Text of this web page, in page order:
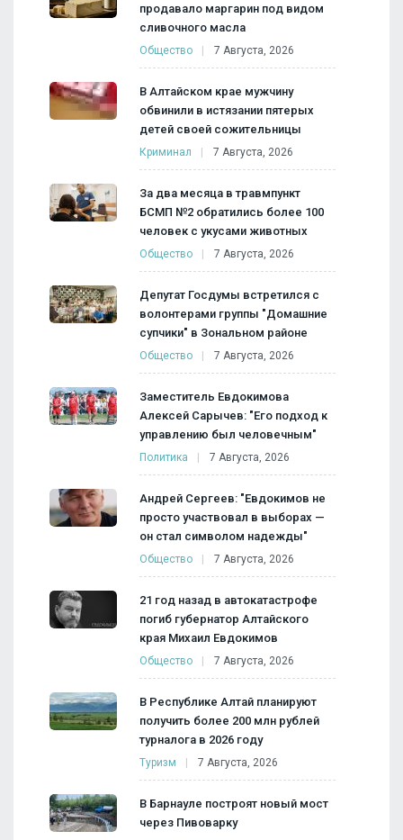
продавало маргарин под видом
сливочного масла
Общество 7 Августа, 2026
В Алтайском крае мужчину
обвинили в истязании пятерых
детей своей сожительницы
Криминал 7 Августа, 2026
За два месяца в травмпункт
БСМП №2 обратились более 100
человек с укусами животных
Общество 7 Августа, 2026
Депутат Госдумы встретился с
волонтерами группы "Домашние
супчики" в Зональном районе
Общество 7 Августа, 2026
Заместитель Евдокимова
Алексей Сарычев: "Его подход к
управлению был человечным"
Политика 7 Августа, 2026
Андрей Сергеев: "Евдокимов не
просто участвовал в выборах —
он стал символом надежды"
Общество 7 Августа, 2026
21 год назад в автокатастрофе
погиб губернатор Алтайского
края Михаил Евдокимов
Общество 7 Августа, 2026
В Республике Алтай планируют
получить более 200 млн рублей
турналога в 2026 году
Туризм 7 Августа, 2026
В Барнауле построят новый мост
через Пивоварку